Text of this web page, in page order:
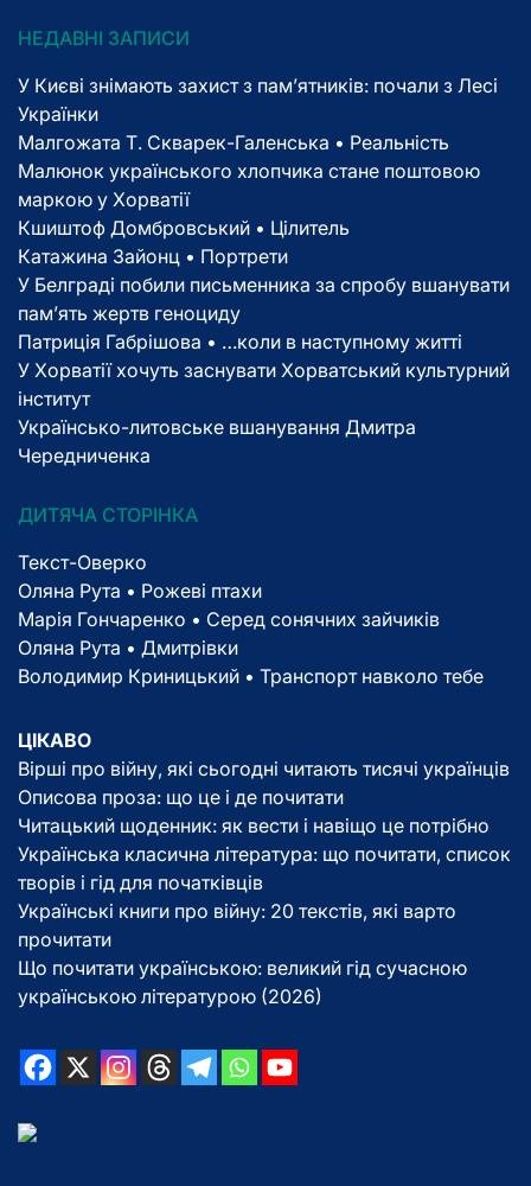
НЕДАВНІ ЗАПИСИ
У Києві знімають захист з пам’ятників: почали з Лесі
Українки
Малгожата Т. Скварек-Галенська • Реальність
Малюнок українського хлопчика стане поштовою
маркою у Хорватії
Кшиштоф Домбровський • Цілитель
Катажина Зайонц • Портрети
У Белграді побили письменника за спробу вшанувати
пам’ять жертв геноциду
Патриція Габрішова • …коли в наступному житті
У Хорватії хочуть заснувати Хорватський культурний
інститут
Українсько-литовське вшанування Дмитра
Чередниченка
ДИТЯЧА СТОРІНКА
Текст-Оверко
Оляна Рута • Рожеві птахи
Марія Гончаренко • Серед сонячних зайчиків
Оляна Рута • Дмитрівки
Володимир Криницький • Транспорт навколо тебе
ЦІКАВО
Вірші про війну, які сьогодні читають тисячі українців
Описова проза: що це і де почитати
Читацький щоденник: як вести і навіщо це потрібно
Українська класична література: що почитати, список
творів і гід для початківців
Українські книги про війну: 20 текстів, які варто
прочитати
Що почитати українською: великий гід сучасною
українською літературою (2026)